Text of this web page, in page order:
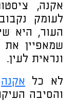
אקנה,
לעומק
העור, היא
שמאפיין
ונראית לעין.
לא כל אקנה
והסיבה